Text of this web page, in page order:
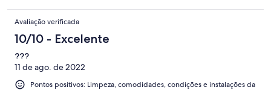
Avaliação verificada
10/10 - Excelente
???
11 de ago. de 2022
Pontos positivos: Limpeza, comodidades, condições e instalações da